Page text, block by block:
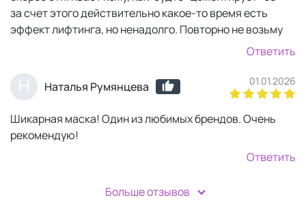
за счет этого действительно какое-то время есть
эффект лифтинга, но ненадолго. Повторно не возьму
Ответить
Наталья Румянцева 01.01.2026
Шикарная маска! Один из любимых брендов. Очень
рекомендую!
Ответить
Больше отзывов